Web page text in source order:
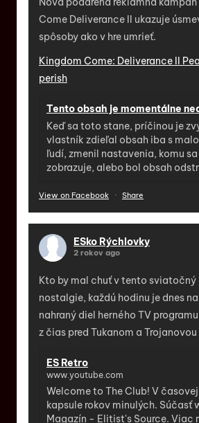
Come Deliverance II ukazuje
spôsoby ako v hre umrieť.
Kingdom Come: Deliverance II
perish
Tento obsah je momentálne
Keď sa toto stane, príčinou je
vlastník zdieľal obsah iba s
ľudí, zmenil nastavenia, komu
zobrazuje, alebo bol obsah
View on Facebook · Share
ESko Rýchlovky
2 rokov ago
Kto by mal chuť v tento sviatočný
nostalgie, každú hodinu je dnes
nahraný diel herného TV
z čias pred Tukanom a
ES Retro
www.youtube.com
Welcome to The Club! V
kapsule rokov minulých. Súčasť
Magazín - Elitist's Source. Viac